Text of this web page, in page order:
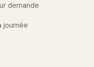
demande
journée